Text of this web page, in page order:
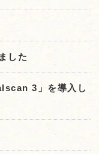
した
3」を導入し